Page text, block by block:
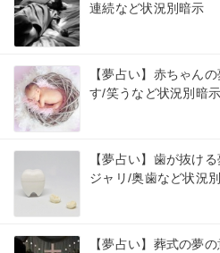
連続など状況別暗示
【夢占い】赤ちゃん
す/笑うなど状況別暗示
【夢占い】歯が抜け
ジャリ/奥歯など状況別
【夢占い】葬式の夢